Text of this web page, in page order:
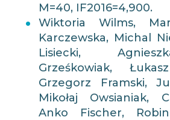
M=40, IF2016=4,900.
Wiktoria Wilms,
Karczewska, Michal
Lisiecki,
Grześkowiak,
Grzegorz Framski,
Mikołaj Owsianiak,
Anko Fischer,